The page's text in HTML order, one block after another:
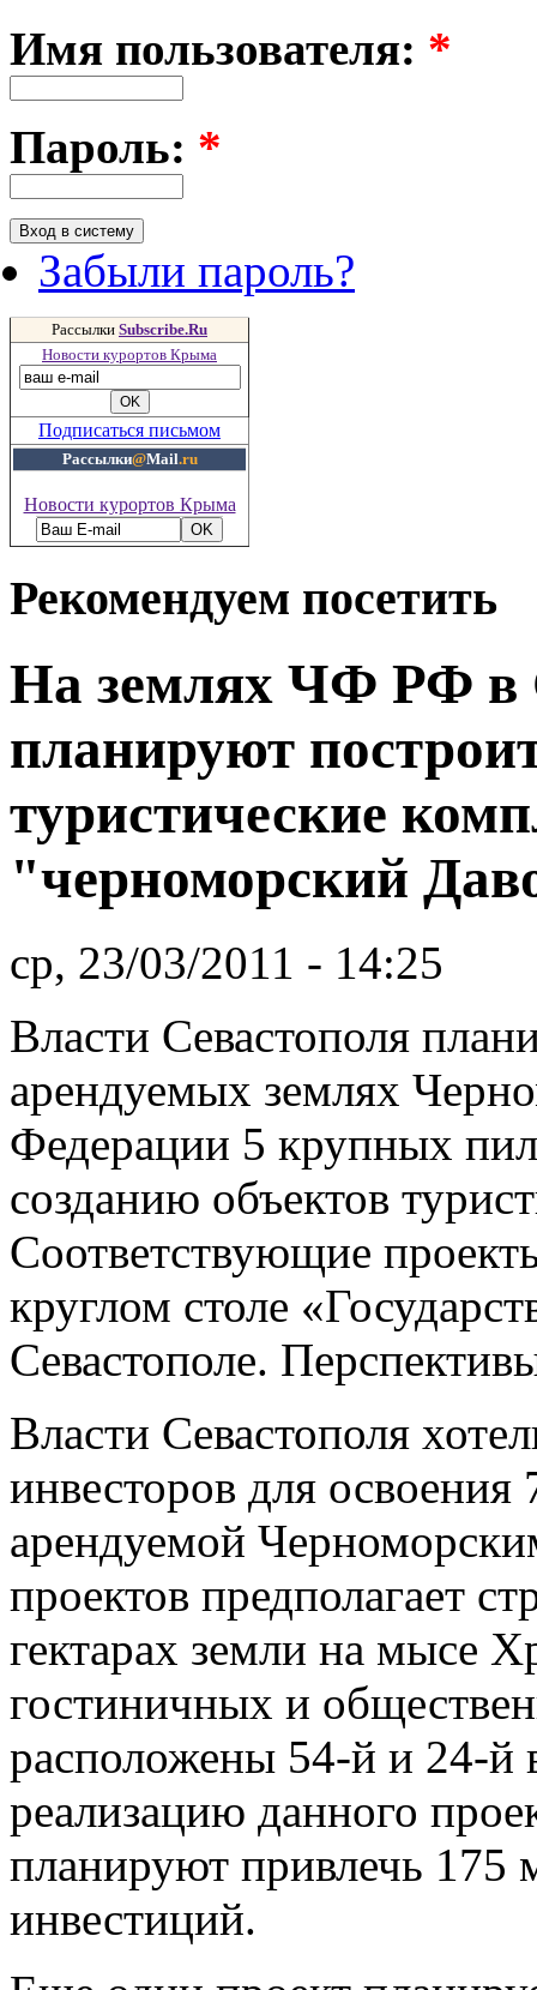
Имя пользователя: *
Пароль: *
Забыли пароль?
Рассылки Subscribe.Ru
Новости курортов Крыма
Подписаться письмом
Рассылки@Mail.ru
Новости курортов Крыма
Рекомендуем посетить
На землях ЧФ РФ в
планируют
туристические
"черноморский
ср, 23/03/2011 - 14:25
Власти Севастополя
арендуемых землях
Федерации 5 крупных
созданию объектов
Соответствующие
круглом столе
Севастополе.
Власти Севастополя
инвесторов для освоения
арендуемой
проектов предполагает
гектарах земли на мысе
гостиничных и
расположены 54-й и 24-й
реализацию данного
планируют привлечь
инвестиций.